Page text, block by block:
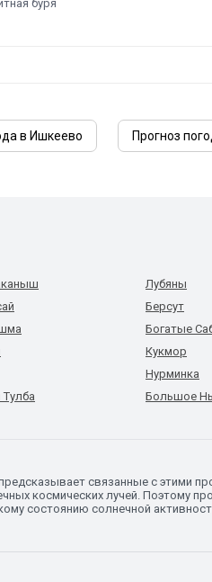
буря
в Ишкеево Прогноз
Тулба
Лубяны
Берсут
Богатые
Кукмор
Нурминка
Большое
связанные с этими
космических лучей. Поэтому
состоянию солнечной